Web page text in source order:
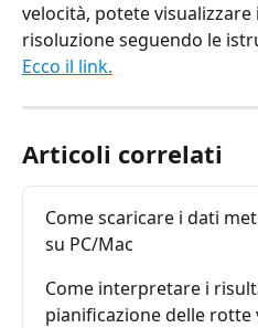
velocità, potete visualizzare
risoluzione seguendo le
Ecco il link.
Articoli correlati
Come scaricare i dati
su PC/Mac
Come interpretare i
pianificazione delle rotte